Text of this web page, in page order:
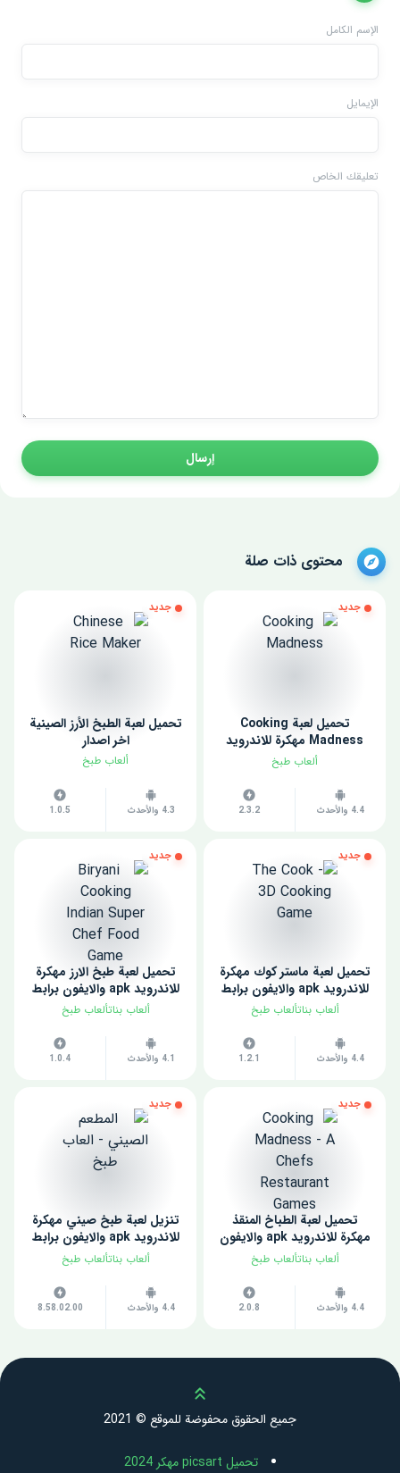
الإسم الكامل
الإيمايل
تعليقك الخاص
إرسال
محتوى ذات صلة
جديد
تحميل لعبة Cooking
Madness مهكرة للاندرويد
2023
ألعاب طبخ
4.4 والأحدث 2.3.2
جديد
تحميل لعبة الطبخ الأرز الصينية
اخر اصدار
ألعاب طبخ
4.3 والأحدث 1.0.5
جديد
تحميل لعبة ماستر كوك مهكرة
للاندرويد apk والايفون برابط
مباشر مجانا 2022
ألعاب بناتألعاب طبخ
4.4 والأحدث 1.2.1
جديد
تحميل لعبة طبخ الارز مهكرة
للاندرويد apk والايفون برابط
مباشر مجانا 2022
ألعاب بناتألعاب طبخ
4.1 والأحدث 1.0.4
جديد
تحميل لعبة الطباخ المنقذ
مهكرة للاندرويد apk والايفون
برابط مباشر مجانا 2022
ألعاب بناتألعاب طبخ
4.4 والأحدث 2.0.8
جديد
تنزيل لعبة طبخ صيني مهكرة
للاندرويد apk والايفون برابط
مباشر مجانا 2022
ألعاب بناتألعاب طبخ
4.4 والأحدث 8.58.02.00
Scroll up
جميع الحقوق محفوضة للموقع © 2021
تحميل picsart مهكر 2024